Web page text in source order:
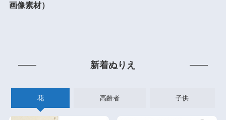
画像素材）
新着ぬりえ
花 高齢者 子供